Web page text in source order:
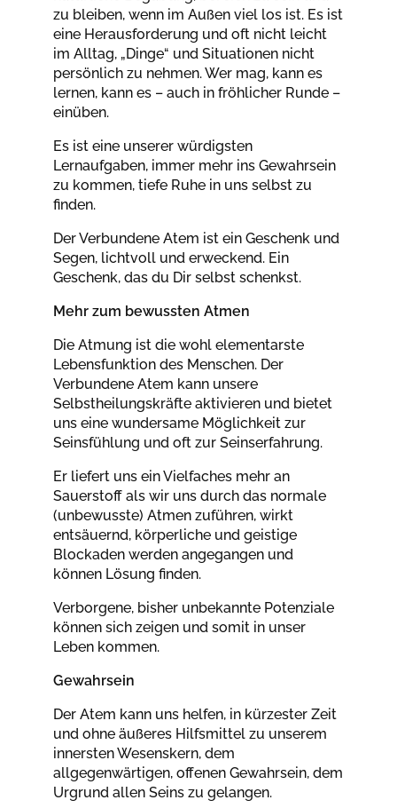
zu bleiben, wenn im Außen viel los ist. Es ist
eine Herausforderung und oft nicht leicht
im Alltag, „Dinge“ und Situationen nicht
persönlich zu nehmen. Wer mag, kann es
lernen, kann es – auch in fröhlicher Runde –
einüben.
Es ist eine unserer würdigsten
Lernaufgaben, immer mehr ins Gewahrsein
zu kommen, tiefe Ruhe in uns selbst zu
finden.
Der Verbundene Atem ist ein Geschenk und
Segen, lichtvoll und erweckend. Ein
Geschenk, das du Dir selbst schenkst.
Mehr zum bewussten Atmen
Die Atmung ist die wohl elementarste
Lebensfunktion des Menschen. Der
Verbundene Atem kann unsere
Selbstheilungskräfte aktivieren und bietet
uns eine wundersame Möglichkeit zur
Seinsfühlung und oft zur Seinserfahrung.
Er liefert uns ein Vielfaches mehr an
Sauerstoff als wir uns durch das normale
(unbewusste) Atmen zuführen, wirkt
entsäuernd, körperliche und geistige
Blockaden werden angegangen und
können Lösung finden.
Verborgene, bisher unbekannte Potenziale
können sich zeigen und somit in unser
Leben kommen.
Gewahrsein
Der Atem kann uns helfen, in kürzester Zeit
und ohne äußeres Hilfsmittel zu unserem
innersten Wesenskern, dem
allgegenwärtigen, offenen Gewahrsein, dem
Urgrund allen Seins zu gelangen.